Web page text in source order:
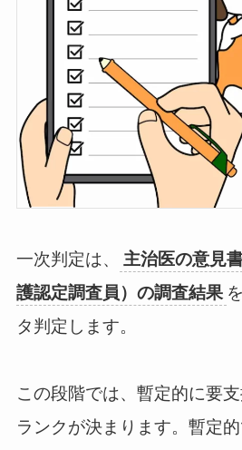
一次判定は、 主治医の意見
護認定調査員）の調査結果
タ判定します。
この段階では、暫定的に要
ランクが決まります。暫定